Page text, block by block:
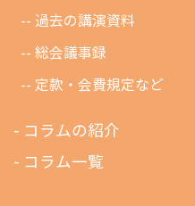
過去の講演資料
総会議事録
定款・会費規定など
コラムの紹介
コラム一覧